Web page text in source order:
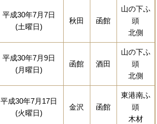
平成30年7月7日
(土曜日)
秋田 函館
山の下ふ
頭
北側
平成30年7月9日
(月曜日)
函館 酒田
山の下ふ
頭
北側
平成30年7月17日
(火曜日)
金沢 函館
東港南ふ
頭
木材